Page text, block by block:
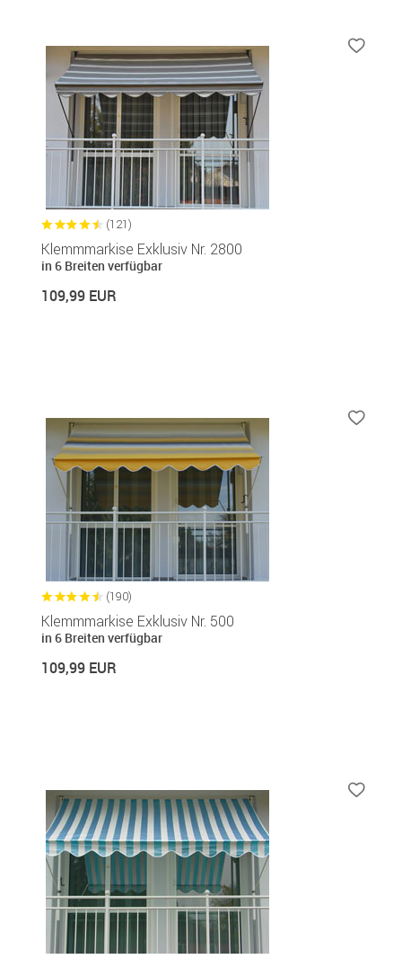
(121)
Klemmmarkise Exklusiv Nr. 2800
in 6 Breiten verfügbar
109,99 EUR
(190)
Klemmmarkise Exklusiv Nr. 500
in 6 Breiten verfügbar
109,99 EUR